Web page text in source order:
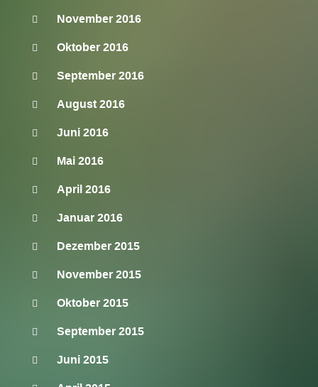
November 2016
Oktober 2016
September 2016
August 2016
Juni 2016
Mai 2016
April 2016
Januar 2016
Dezember 2015
November 2015
Oktober 2015
September 2015
Juni 2015